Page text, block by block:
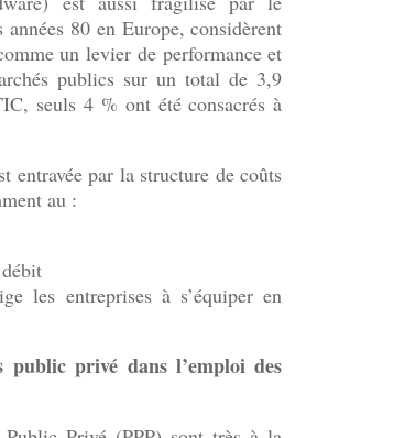
80 en Europe, considèrent
un levier de performance et
publics sur un total de 3,9
seuls 4 % ont été consacrés à
entravée par la structure de coûts
au :
les entreprises à s’équiper en
privé dans l’emploi des